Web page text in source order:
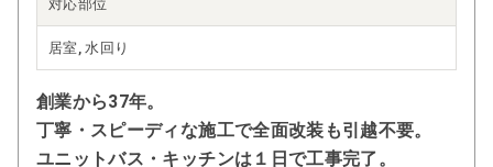
対応部位
居室, 水回り
創業から37年。
丁寧・スピーディな施工で全面改装も引越不要。
ユニットバス・キッチンは１日で工事完了。